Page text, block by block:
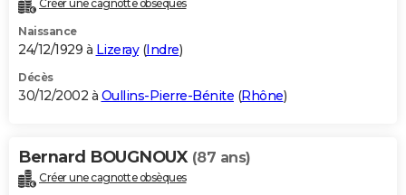
Créer une cagnotte obsèques
Naissance
24/12/1929 à Lizeray(Indre)
Décès
30/12/2002 à Oullins-Pierre-Bénite (Rhône)
Bernard BOUGNOUX (87 ans)
Créer une cagnotte obsèques